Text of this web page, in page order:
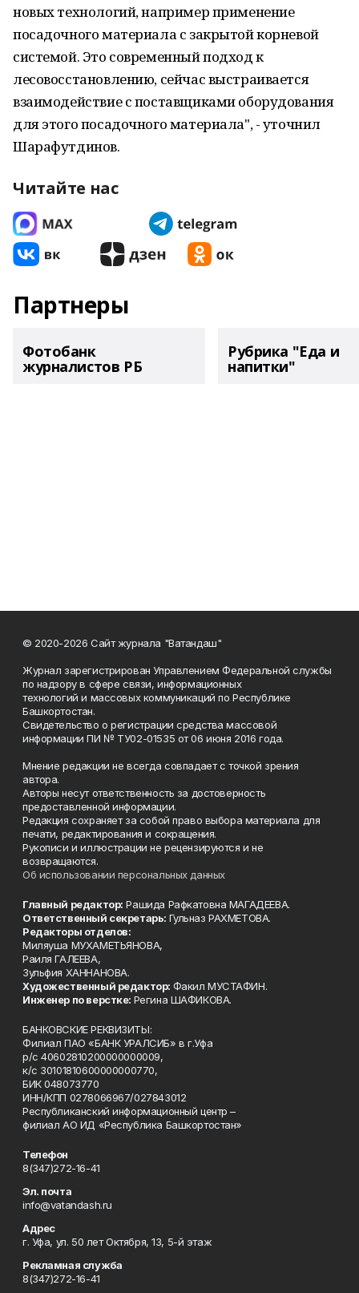
новых технологий, например применение
посадочного материала с закрытой корневой
системой. Это современный подход к
лесовосстановлению, сейчас выстраивается
взаимодействие с поставщиками оборудования
для этого посадочного материала", - уточнил
Шарафутдинов.
Читайте нас
Партнеры
Фотобанк
журналистов РБ
Рубрика "Еда и
напитки"
© 2020-2026 Сайт журнала "Ватандаш"
Журнал зарегистрирован Управлением Федеральной службы
по надзору в сфере связи, информационных
технологий и массовых коммуникаций по Республике
Башкортостан.
Свидетельство о регистрации средства массовой
информации ПИ № ТУ02-01535 от 06 июня 2016 года.
Мнение редакции не всегда совпадает с точкой зрения
автора.
Авторы несут ответственность за достоверность
предоставленной информации.
Редакция сохраняет за собой право выбора материала для
печати, редактирования и сокращения.
Рукописи и иллюстрации не рецензируются и не
возвращаются.
Об использовании персональных данных
Главный редактор: Рашида Рафкатовна МАГАДЕЕВА.
Ответственный секретарь: Гульназ РАХМЕТОВА.
Редакторы отделов:
Миляуша МУХАМЕТЬЯНОВА,
Раиля ГАЛЕЕВА,
Зульфия ХАННАНОВА.
Художественный редактор: Факил МУСТАФИН.
Инженер по верстке: Регина ШАФИКОВА.
БАНКОВСКИЕ РЕКВИЗИТЫ:
Филиал ПАО «БАНК УРАЛСИБ» в г.Уфа
р/с 40602810200000000009,
к/с 30101810600000000770,
БИК 048073770
ИНН/КПП 0278066967/027843012
Республиканский информационный центр –
филиал АО ИД «Республика Башкортостан»
Телефон
8(347)272-16-41
Эл. почта
info@vatandash.ru
Адрес
г. Уфа, ул. 50 лет Октября, 13, 5-й этаж
Рекламная служба
8(347)272-16-41